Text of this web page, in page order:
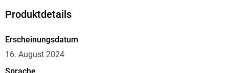
die die Handlung jetzt in Wien angesiedelt hat. Und zur
österreichischen Kaffeespezialitäten, die man in einem
Produktdetails
Erscheinungsdatum
16. August 2024
Sprache